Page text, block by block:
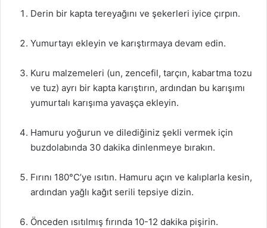
Derin bir kapta tereyağını ve şekerleri iyice çırpın.
Yumurtayı ekleyin ve karıştırmaya devam edin.
Kuru malzemeleri (un, zencefil, tarçın, kabartma tozu
ve tuz) ayrı bir kapta karıştırın, ardından bu karışımı
yumurtalı karışıma yavaşça ekleyin.
Hamuru yoğurun ve dilediğiniz şekli vermek için
buzdolabında 30 dakika dinlenmeye bırakın.
Fırını 180°C’ye ısıtın. Hamuru açın ve kalıplarla kesin,
ardından yağlı kağıt serili tepsiye dizin.
Önceden ısıtılmış fırında 10-12 dakika pişirin.